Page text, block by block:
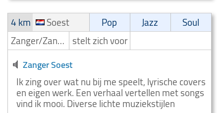
4 km
Soest Pop Jazz
Soul
Zanger/Zangeres stelt zich voor
Zanger Soest
Ik zing over wat nu bij me speelt, lyrische covers
en eigen werk. Een verhaal vertellen met songs
vind ik mooi. Diverse lichte muziekstijlen